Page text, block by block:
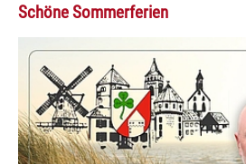
Schöne Sommerferien